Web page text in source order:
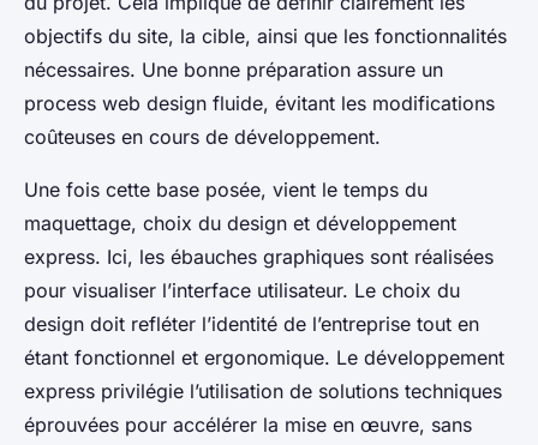
objectifs du site, la cible, ainsi que les fonctionnalités
nécessaires. Une bonne préparation assure un
process web design fluide, évitant les modifications
coûteuses en cours de développement.
Une fois cette base posée, vient le temps du
maquettage, choix du design et développement
express. Ici, les ébauches graphiques sont réalisées
pour visualiser l’interface utilisateur. Le choix du
design doit refléter l’identité de l’entreprise tout en
étant fonctionnel et ergonomique. Le développement
express privilégie l’utilisation de solutions techniques
éprouvées pour accélérer la mise en œuvre, sans